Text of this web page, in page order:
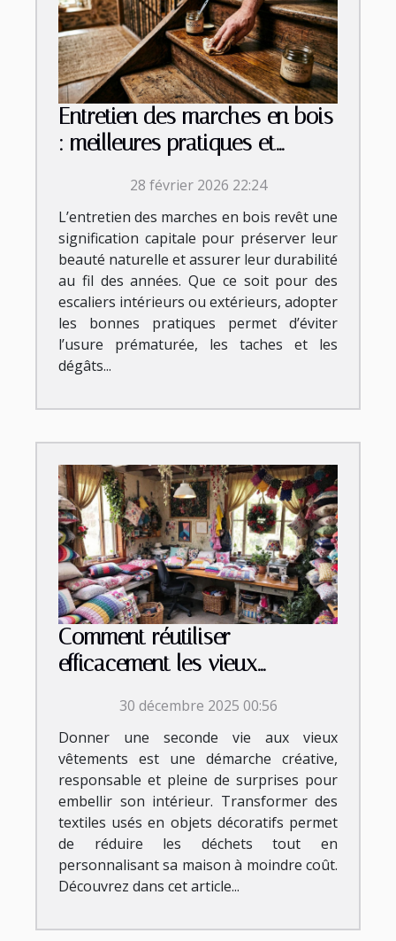
Entretien des marches en bois
: meilleures pratiques et
28 février 2026 22:24
L’entretien des marches en bois revêt une
signification capitale pour préserver leur
beauté naturelle et assurer leur durabilité
au fil des années. Que ce soit pour des
escaliers intérieurs ou extérieurs, adopter
les bonnes pratiques permet d’éviter
l’usure prématurée, les taches et les
dégâts...
Comment réutiliser
efficacement les vieux
décorations maison ?
30 décembre 2025 00:56
Donner une seconde vie aux vieux
vêtements est une démarche créative,
responsable et pleine de surprises pour
embellir son intérieur. Transformer des
textiles usés en objets décoratifs permet
de réduire les déchets tout en
personnalisant sa maison à moindre coût.
Découvrez dans cet article...